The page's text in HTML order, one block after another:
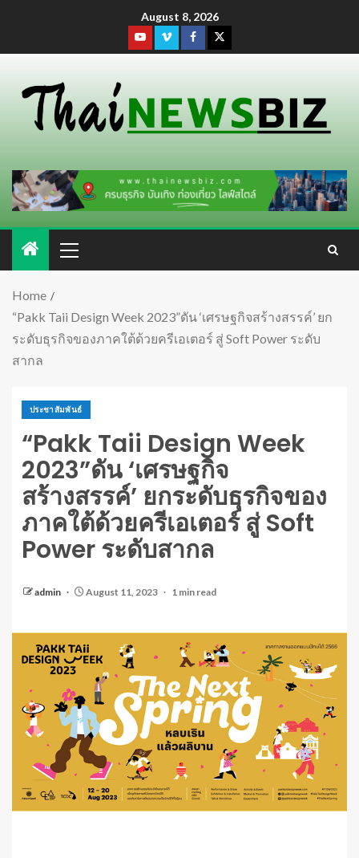
August 8, 2026
Home
“Pakk Taii Design Week 2023”ดัน ‘เศรษฐกิจสร้างสรรค์’ ยก
ระดับธุรกิจของภาคใต้ด้วยครีเอเตอร์ สู่ Soft Power ระดับ
สากล
ประชาสัมพันธ์
“Pakk Taii Design Week
2023”ดัน ‘เศรษฐกิจ
สร้างสรรค์’ ยกระดับธุรกิจของ
ภาคใต้ด้วยครีเอเตอร์ สู่ Soft
Power ระดับสากล
admin August 11, 2023 1 min read